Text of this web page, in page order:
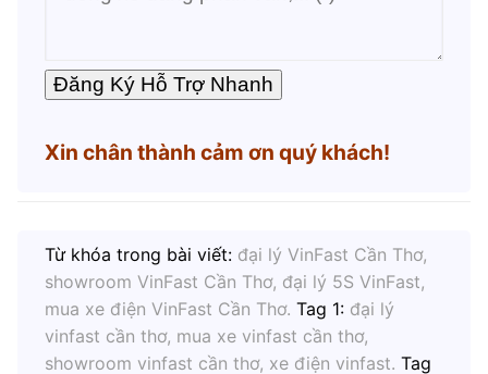
Xin chân thành cảm ơn quý khách!
Từ khóa trong bài viết: đại lý VinFast Cần Thơ,
showroom VinFast Cần Thơ, đại lý 5S VinFast,
mua xe điện VinFast Cần Thơ. Tag 1: đại lý
vinfast cần thơ, mua xe vinfast cần thơ,
showroom vinfast cần thơ, xe điện vinfast. Tag